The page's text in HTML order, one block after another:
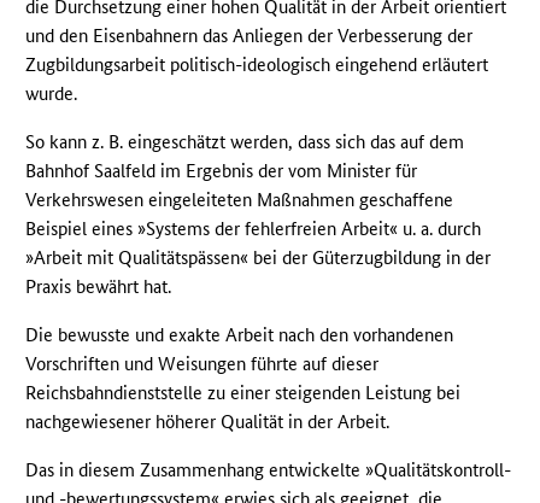
die Durchsetzung einer hohen Qualität in der Arbeit orientiert
und den Eisenbahnern das Anliegen der Verbesserung der
Zugbildungsarbeit politisch-ideologisch eingehend erläutert
wurde.
So kann z. B. eingeschätzt werden, dass sich das auf dem
Bahnhof Saalfeld im Ergebnis der vom Minister für
Verkehrswesen eingeleiteten Maßnahmen geschaffene
Beispiel eines »Systems der fehlerfreien Arbeit« u. a. durch
»Arbeit mit Qualitätspässen« bei der Güterzugbildung in der
Praxis bewährt hat.
Die bewusste und exakte Arbeit nach den vorhandenen
Vorschriften und Weisungen führte auf dieser
Reichsbahndienststelle zu einer steigenden Leistung bei
nachgewiesener höherer Qualität in der Arbeit.
Das in diesem Zusammenhang entwickelte »Qualitätskontroll-